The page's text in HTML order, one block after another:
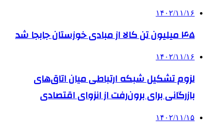
۱۴۰۲/۱۱/۱۶
۴۵ میلیون تن کالا از مبادی خوزستان جابجا شد
۱۴۰۲/۱۱/۱۶
لزوم تشکیل شبکه ارتباطی میان اتاق‌های
بازرگانی برای برون‌رفت از انزوای اقتصادی
۱۴۰۲/۱۱/۱۵